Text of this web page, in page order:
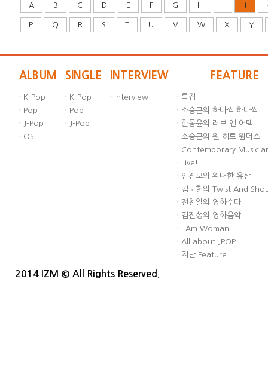
A B C D E F G H I J
P Q R S T U V W X Y
ALBUM
· K-Pop
· Pop
· J-Pop
· OST
SINGLE
· K-Pop
· Pop
· J-Pop
INTERVIEW
· Interview
FEATURE
· 특집
· 소승근의 하나씩 하나씩
· 한동윤의 러브 앤 어택
· 소승근의 원 히트 원더스
· Contemporary
· Live!
· 임진모의 위대한 유산
· 김도헌의 Twist And
· 전찬일의 영화수다
· 김진성의 영화음악
· I Am Woman
· All about JPOP
· 지난 Feature
2014 IZM © All Rights Reserved.